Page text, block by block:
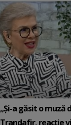
„Și-a găsit o muză
Trandafir, reacție